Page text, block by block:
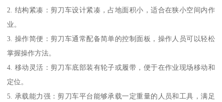
2. 结构紧凑：剪刀车设计紧凑，占地面积小，适合在狭小空间内作
业。
3. 操作简便：剪刀车通常配备简单的控制面板，操作人员可以轻松
掌握操作方法。
4. 移动灵活：剪刀车底部装有轮子或履带，便于在作业现场移动和
定位。
5. 承载能力强：剪刀车平台能够承载一定重量的人员和工具，满足